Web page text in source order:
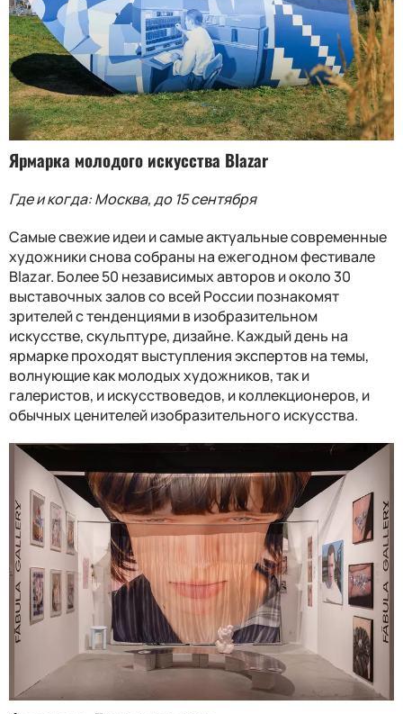
Ярмарка молодого искусства Blazar
Где и когда: Москва, до 15 сентября
Самые свежие идеи и самые актуальные современные
художники снова собраны на ежегодном фестивале
Blazar. Более 50 независимых авторов и около 30
выставочных залов со всей России познакомят
зрителей с тенденциями в изобразительном
искусстве, скульптуре, дизайне. Каждый день на
ярмарке проходят выступления экспертов на темы,
волнующие как молодых художников, так и
галеристов, и искусствоведов, и коллекционеров, и
обычных ценителей изобразительного искусства.